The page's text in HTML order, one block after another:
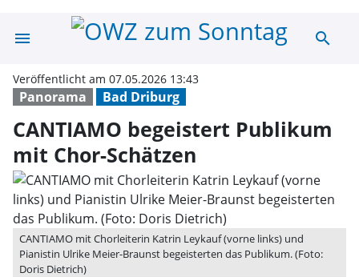
menu CANTIAMOsearch
Panorama Bad Driburg
Veröffentlicht am 07.05.2026 13:43
CANTIAMO begeistert Publikum
mit Chor-Schätzen
CANTIAMO mit Chorleiterin Katrin Leykauf (vorne links) und
Pianistin Ulrike Meier-Braunst begeisterten das Publikum. (Foto:
Doris Dietrich)